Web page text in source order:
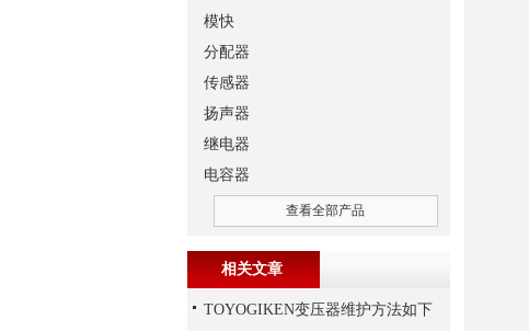
模快
分配器
传感器
扬声器
继电器
电容器
查看全部产品
相关文章
TOYOGIKEN变压器维护方法如下